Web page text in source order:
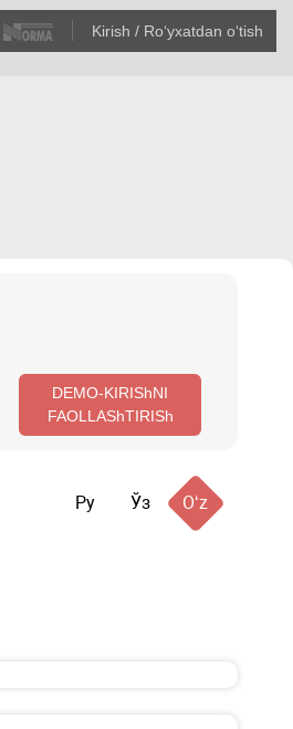
Kirish / Roʻyхatdan oʻtish
DEMO-KIRIShNI
FAOLLAShTIRISh
Ру Ўз Oʻz